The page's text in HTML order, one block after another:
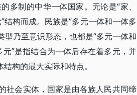
多制的中华一体国家。无论是“家、
结构而成。民族是“多元一体和一体多
型乃至意识形态，也都是“多元一体和
”是指结合为一体后存在着多元，并
构的最大实际和特点。
社会实体，国家是由各族人民共同缔